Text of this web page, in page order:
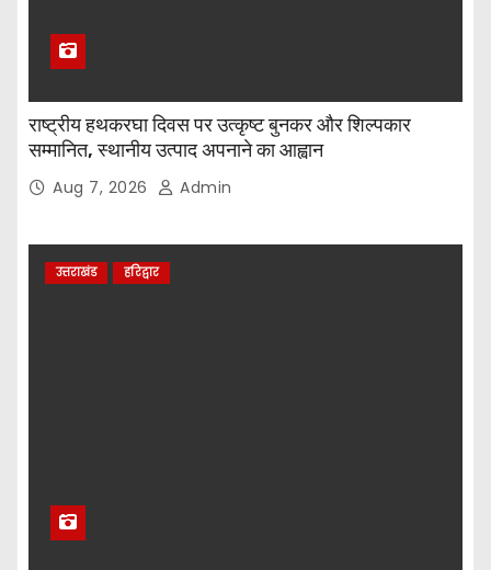
राष्ट्रीय हथकरघा दिवस पर उत्कृष्ट बुनकर और शिल्पकार
सम्मानित, स्थानीय उत्पाद अपनाने का आह्वान
Aug 7, 2026 Admin
उत्तराखंड हरिद्वार